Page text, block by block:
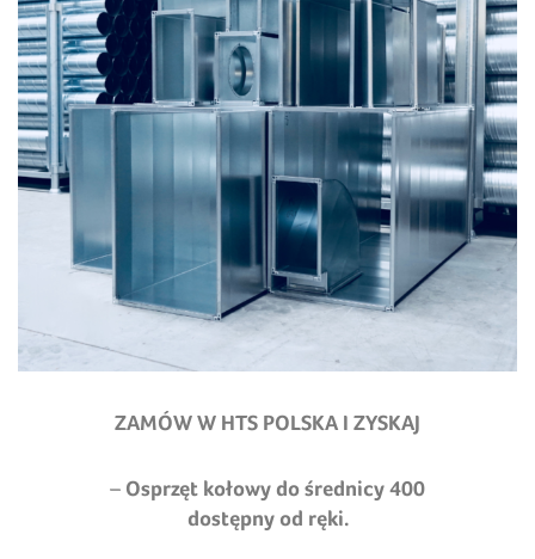
ZAMÓW W HTS POLSKA I ZYSKAJ
– Osprzęt kołowy do średnicy 400
dostępny od ręki.